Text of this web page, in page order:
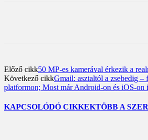
Előző cikk50 MP-es kamerával érkezik a
Következő cikkGmail: asztaltól a zsebedig –
platformon; Most már Android-on és iOS-on
KAPCSOLÓDÓ CIKKEKTÖBB A